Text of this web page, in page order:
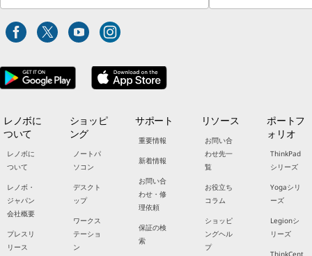
レノボに
ついて
レノボに
ついて
レノボ・
ジャパン
会社概要
プレスリ
リース
ショッピ
ング
ノートパ
ソコン
デスクト
ップ
ワークス
テーショ
ン
サポート
重要情報
新着情報
お問い合
わせ・修
理依頼
保証の検
索
リソース
お問い合
わせ先一
覧
お役立ち
コラム
ショッピ
ングヘル
プ
ポートフ
ォリオ
ThinkPad
シリーズ
Yogaシリ
ーズ
Legionシ
リーズ
ThinkCent